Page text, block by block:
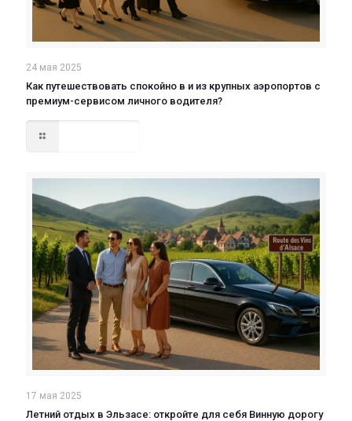
24 мая 2025
Как путешествовать спокойно в и из крупных аэропортов с
премиум-сервисом личного водителя?
17 мая 2025
Летний отдых в Эльзасе: откройте для себя Винную дорогу